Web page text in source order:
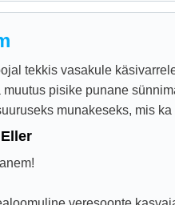
tekkis vasakule
pisike punane
munakeseks, mis